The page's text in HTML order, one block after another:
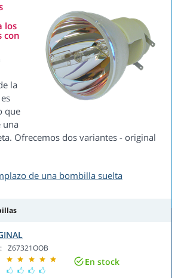
los
con
la
que
una
Ofrecemos dos variantes - original
de una bombilla suelta
Z67321OOB
En stock